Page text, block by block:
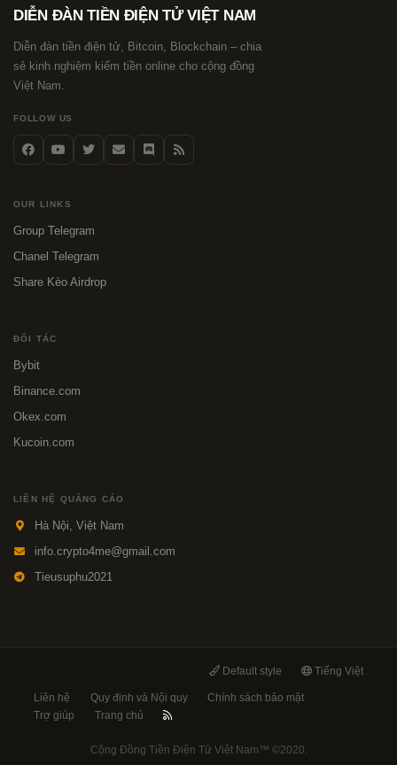
DIỄN ĐÀN TIỀN ĐIỆN TỬ VIỆT NAM
Diễn đàn tiền điện tử, Bitcoin, Blockchain – chia
sẻ kinh nghiệm kiếm tiền online cho cộng đồng
Việt Nam.
FOLLOW US
OUR LINKS
Group Telegram
Chanel Telegram
Share Kèo Airdrop
ĐỐI TÁC
Bybit
Binance.com
Okex.com
Kucoin.com
LIÊN HỆ QUẢNG CÁO
Hà Nội, Việt Nam
info.crypto4me@gmail.com
Tieusuphu2021
Default style Tiếng Việt
Liên hệ Quy định và Nội quy
Chính sách bảo mật
Trợ giúp
Trang chủ
Cộng Đồng Tiền Điện Tử Việt Nam™ ©2020.